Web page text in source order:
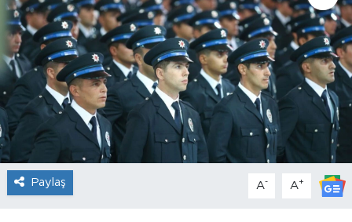
Paylaş A- A+